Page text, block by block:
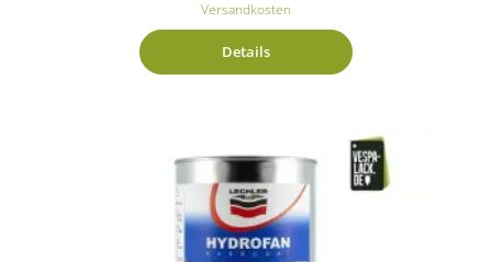
Versandkosten
Details